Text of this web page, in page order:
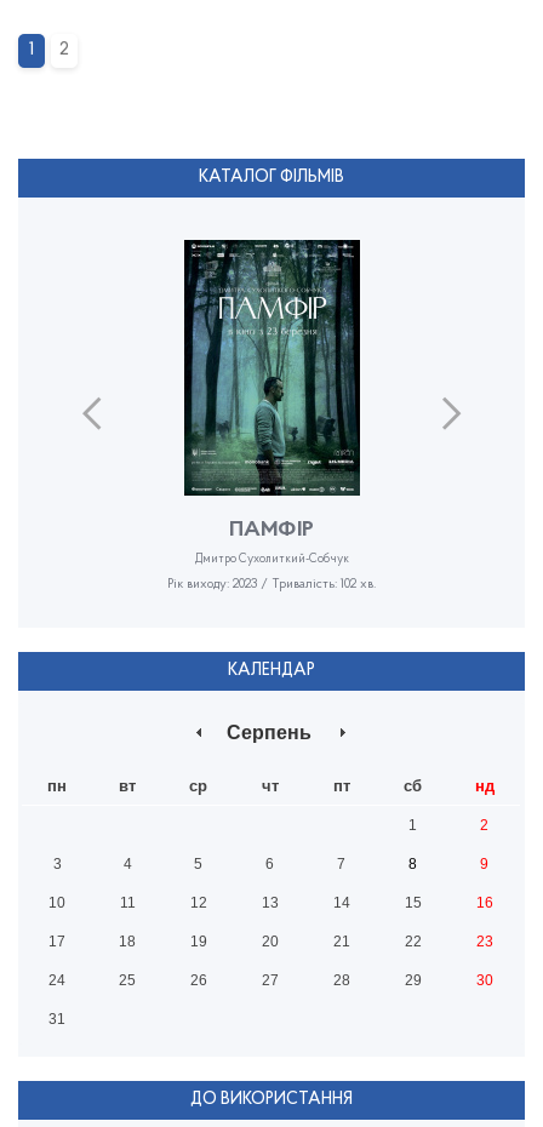
1 2
КАТАЛОГ ФІЛЬМІВ
ПАМФІР
Дмитро Сухолиткий-Собчук
Рік виходу: 2023 / Тривалість: 102 хв.
КАЛЕНДАР
Серпень
пн вт ср чт пт сб нд
1 2
3 4 5 6 7 8 9
10 11 12 13 14 15 16
17 18 19 20 21 22 23
24 25 26 27 28 29 30
31
ДО ВИКОРИСТАННЯ